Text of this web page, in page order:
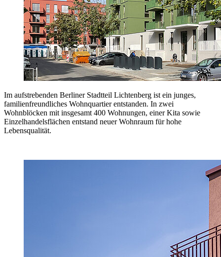
Im aufstrebenden Berliner Stadtteil Lichtenberg ist ein junges,
familienfreundliches Wohnquartier entstanden. In zwei
Wohnblöcken mit insgesamt 400 Wohnungen, einer Kita sowie
Einzelhandelsflächen entstand neuer Wohnraum für hohe
Lebensqualität.